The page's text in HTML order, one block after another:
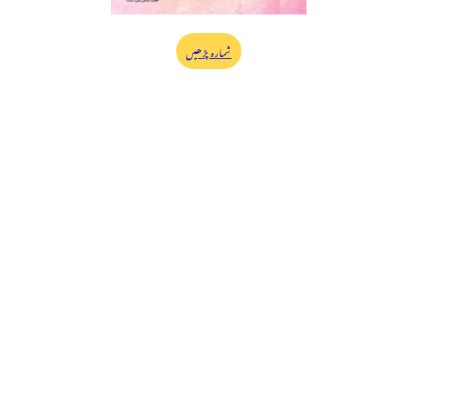
شمارہ پڑھیں